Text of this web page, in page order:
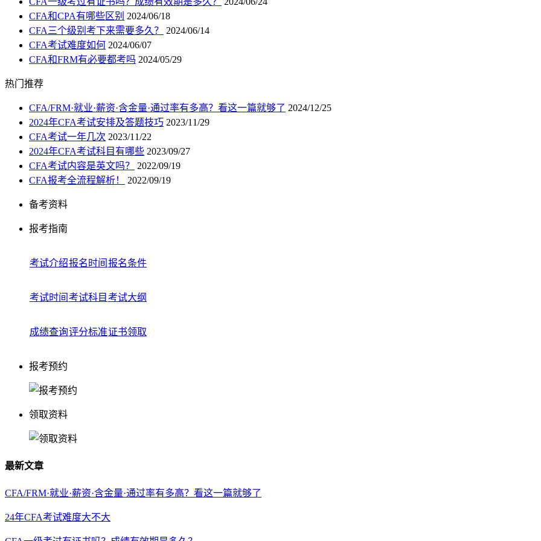
CFA和CPA有哪些区别 2024/06/18
CFA三个级别考下来需要多久？
2024/06/14
CFA考试难度如何 2024/06/07
CFA和FRM有必要都考吗 2024/05/29
热门推荐
CFA/FRM·就业·薪资·含金量·通过率有多高？看这一篇就够了 2024/12/25
2024年CFA考试安排及答题技巧 2023/11/29
CFA考试一年几次 2023/11/22
2024年CFA考试科目有哪些 2023/09/27
CFA考试内容是英文吗？
2022/09/19
CFA报考全流程解析！
2022/09/19
备考资料
报考指南
考试介绍报名时间 报名条件
考试时间 考试科目 考试大纲
成绩查询评分标准证书领取
报考预约
领取资料
最新文章
CFA/FRM·就业·薪资·含金量·通过率有多高？看这一篇就够了
24年CFA考试难度大不大